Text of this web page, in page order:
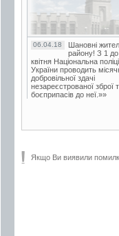
06.04.18
Шановні
району! З 1
квітня Національна
України проводить
добровільної здачі
незареєстрованої зброї
боєприпасів до неї.»»
Якщо Ви виявили